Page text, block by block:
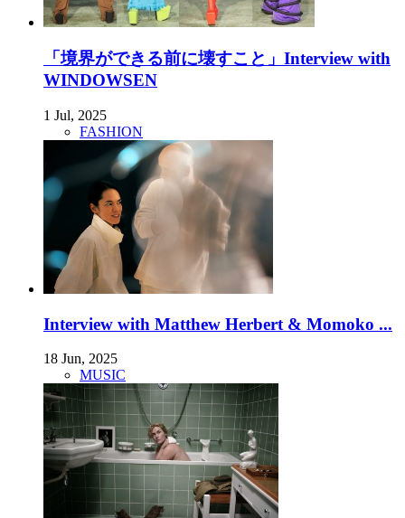
「境界ができる前に壊すこと」Interview with
WINDOWSEN
1 Jul, 2025
FASHION
Interview with Matthew Herbert & Momoko ...
18 Jun, 2025
MUSIC